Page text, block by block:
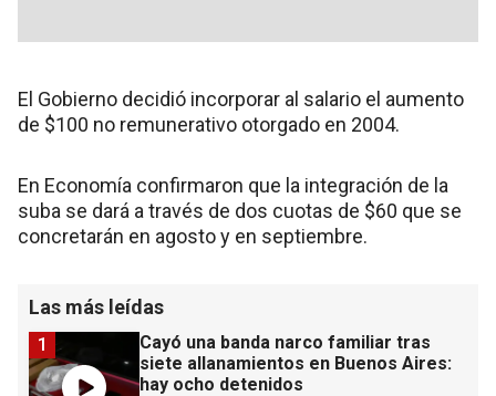
El Gobierno decidió incorporar al salario el aumento
de $100 no remunerativo otorgado en 2004.
En Economía confirmaron que la integración de la
suba se dará a través de dos cuotas de $60 que se
concretarán en agosto y en septiembre.
Las más leídas
Cayó una banda narco familiar tras
siete allanamientos en Buenos Aires:
hay ocho detenidos
1